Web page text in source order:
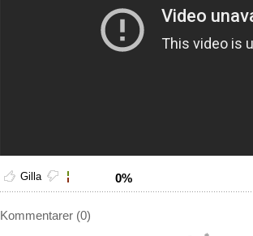
Gilla 0%
Kommentarer (0)